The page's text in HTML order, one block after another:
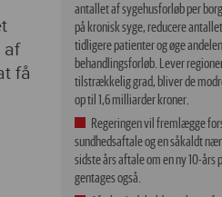
af
få
antallet af sygehusforløb per
på kronisk syge, reducere
tidligere patienter og øge
behandlingsforløb. Lever
tilstrækkelig grad, bliver de
op til 1,6 milliarder kroner.
Regeringen vil fremlægge
sundhedsaftale og en såkaldt
sidste års aftale om en ny 10-
gentages også.